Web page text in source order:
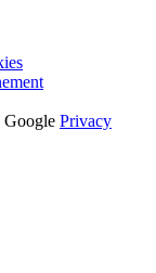
Google Privacy